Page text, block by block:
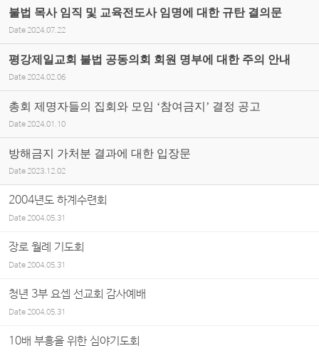
불법 목사 임직 및 교육전도사 임명에 대한 규탄 결의문
Date 2024.07.22
평강제일교회 불법 공동의회 회원 명부에 대한 주의 안내
Date 2024.02.06
총회 제명자들의 집회와 모임 ‘참여금지’ 결정 공고
Date 2024.01.10
방해금지 가처분 결과에 대한 입장문
Date 2023.12.02
2004년도 하계수련회
Date2004.05.31
장로 월례 기도회
Date2004.05.31
청년 3부 요셉 선교회 감사예배
Date2004.05.31
10배 부흥을 위한 심야기도회